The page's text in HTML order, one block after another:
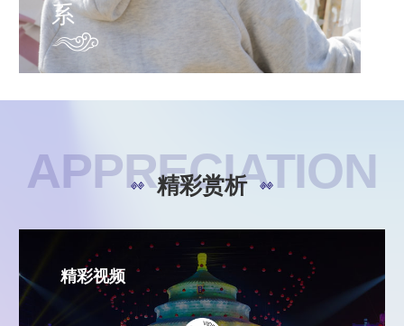
视
APPRECIATION
精彩赏析
精彩视频